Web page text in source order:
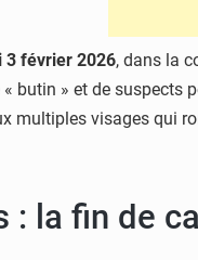
3 février 2026, dans la
butin » et de
multiples visages qui
la fin de